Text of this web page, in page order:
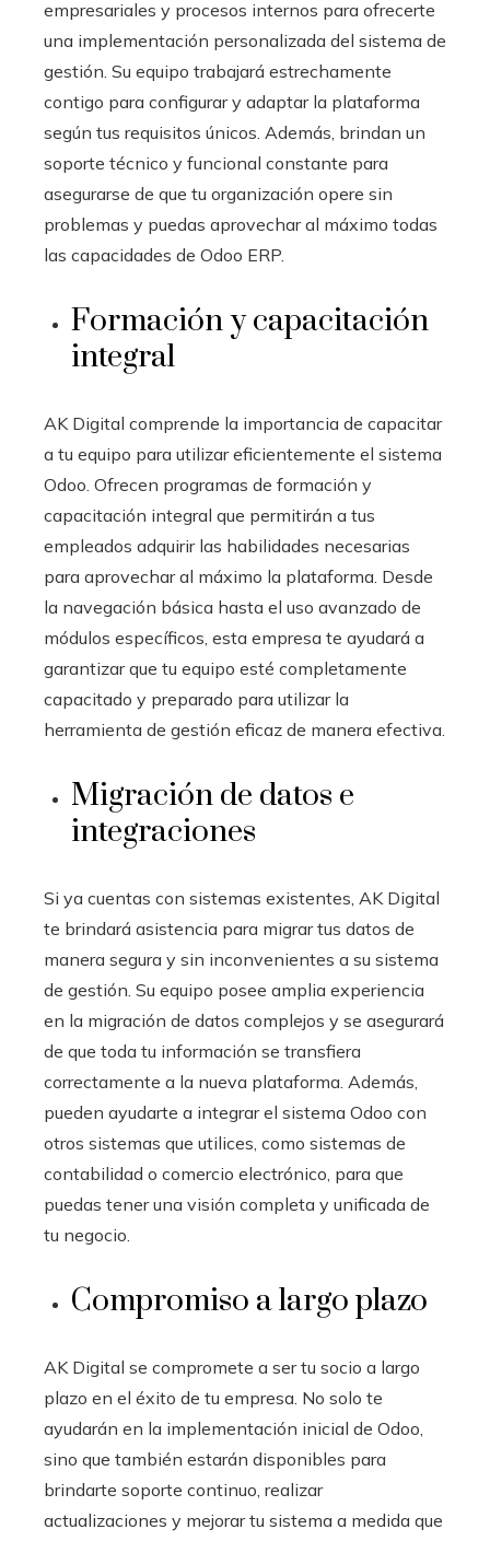
empresariales y procesos internos para ofrecerte
una implementación personalizada del sistema de
gestión. Su equipo trabajará estrechamente
contigo para configurar y adaptar la plataforma
según tus requisitos únicos. Además, brindan un
soporte técnico y funcional constante para
asegurarse de que tu organización opere sin
problemas y puedas aprovechar al máximo todas
las capacidades de Odoo ERP.
Formación y capacitación
integral
AK Digital comprende la importancia de capacitar
a tu equipo para utilizar eficientemente el sistema
Odoo . Ofrecen programas de formación y
capacitación integral que permitirán a tus
empleados adquirir las habilidades necesarias
para aprovechar al máximo la plataforma. Desde
la navegación básica hasta el uso avanzado de
módulos específicos, esta empresa te ayudará a
garantizar que tu equipo esté completamente
capacitado y preparado para utilizar la
herramienta de gestión eficaz de manera efectiva.
Migración de datos e
integraciones
Si ya cuentas con sistemas existentes, AK Digital
te brindará asistencia para migrar tus datos de
manera segura y sin inconvenientes a su sistema
de gestión. Su equipo posee amplia experiencia
en la migración de datos complejos y se asegurará
de que toda tu información se transfiera
correctamente a la nueva plataforma. Además,
pueden ayudarte a integrar el sistema Odoo con
otros sistemas que utilices, como sistemas de
contabilidad o comercio electrónico, para que
puedas tener una visión completa y unificada de
tu negocio.
Compromiso a largo plazo
AK Digital se compromete a ser tu socio a largo
plazo en el éxito de tu empresa. No solo te
ayudarán en la implementación inicial de Odoo,
sino que también estarán disponibles para
brindarte soporte continuo, realizar
actualizaciones y mejorar tu sistema a medida que